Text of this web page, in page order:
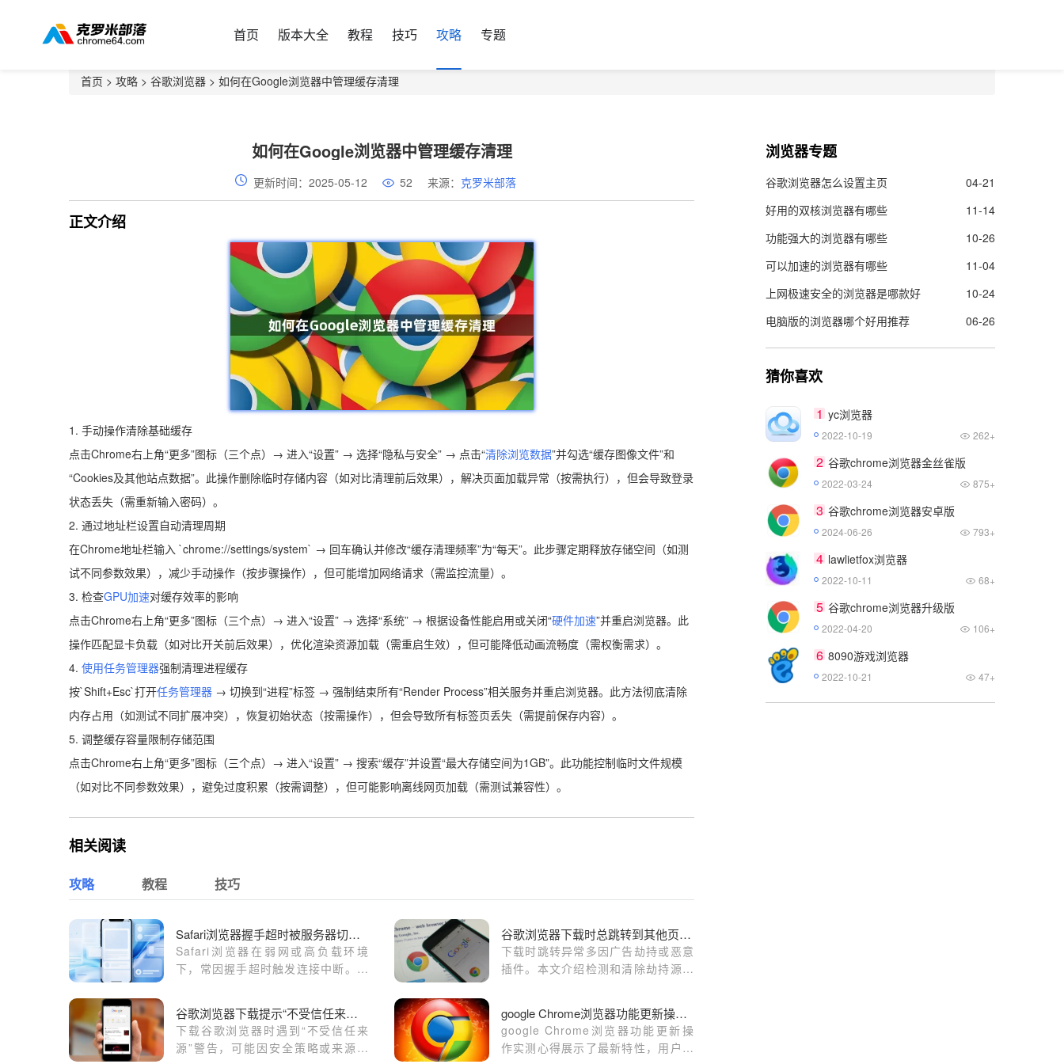
首页 版本大全 教程 技巧 攻略 专题
首页 > 攻略 > 谷歌浏览器 > 如何在Google浏览器中管理缓存清理
如何在Google浏览器中管理缓存清理
更新时间：2025-05-12 52 来源： 克罗米部落
正文介绍
1. 手动操作清除基础缓存
点击Chrome右上角“更多”图标（三个点）→ 进入“设置” → 选择“隐私与安全” → 点击“清除浏览数据”并勾选“缓存图像文件”和
“Cookies及其他站点数据”。此操作删除临时存储内容（如对比清理前后效果），解决页面加载异常（按需执行），但会导致登录
状态丢失（需重新输入密码）。
2. 通过地址栏设置自动清理周期
在Chrome地址栏输入 `chrome://settings/system` → 回车确认并修改“缓存清理频率”为“每天”。此步骤定期释放存储空间（如测
试不同参数效果），减少手动操作（按步骤操作），但可能增加网络请求（需监控流量）。
3. 检查GPU加速对缓存效率的影响
点击Chrome右上角“更多”图标（三个点）→ 进入“设置” → 选择“系统” → 根据设备性能启用或关闭“硬件加速”并重启浏览器。此
操作匹配显卡负载（如对比开关前后效果），优化渲染资源加载（需重启生效），但可能降低动画流畅度（需权衡需求）。
4. 使用任务管理器强制清理进程缓存
按`Shift+Esc`打开任务管理器 → 切换到“进程”标签 → 强制结束所有“Render Process”相关服务并重启浏览器。此方法彻底清除
内存占用（如测试不同扩展冲突），恢复初始状态（按需操作），但会导致所有标签页丢失（需提前保存内容）。
5. 调整缓存容量限制存储范围
点击Chrome右上角“更多”图标（三个点）→ 进入“设置” → 搜索“缓存”并设置“最大存储空间为1GB”。此功能控制临时文件规模
（如对比不同参数效果），避免过度积累（按需调整），但可能影响离线网页加载（需测试兼容性）。
相关阅读
攻略 教程 技巧
Safari浏览器握手超时被服务器切断的连接优化策略
Safari浏览器在弱网或高负载环境
下，常因握手超时触发连接中断。本
路的实战方案，助您解决服务器连接
不稳定的难题，保障网页浏览过程的
即时性与稳定性。
谷歌浏览器下载时总跳转到其他页面的原因分析
下载时跳转异常多因广告劫持或恶意
插件。本文介绍检测和清除劫持源，
谷歌浏览器下载提示“不受信任来源”的应对技巧
下载谷歌浏览器时遇到“不受信任来
源”警告，可能因安全策略或来源不
google Chrome浏览器功能更新操作实测心得
google Chrome浏览器功能更新操
作实测心得展示了最新特性，用户可
浏览器专题
谷歌浏览器怎么设置主页
04-21
好用的双核浏览器有哪些
11-14
功能强大的浏览器有哪些
10-26
可以加速的浏览器有哪些
11-04
上网极速安全的浏览器是哪款好
10-24
电脑版的浏览器哪个好用推荐
06-26
猜你喜欢
1 yc浏览器
2022-10-19 262+
2 谷歌chrome浏览器金丝雀版
2022-03-24 875+
3 谷歌chrome浏览器安卓版
2024-06-26 793+
4 lawlietfox浏览器
2022-10-11 68+
5 谷歌chrome浏览器升级版
2022-04-20 106+
6 8090游戏浏览器
2022-10-21 47+